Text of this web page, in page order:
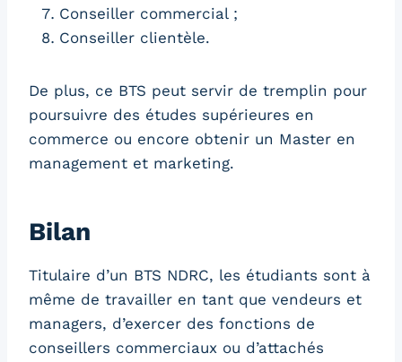
Conseiller commercial ;
Conseiller clientèle.
De plus, ce BTS peut servir de tremplin pour
poursuivre des études supérieures en
commerce ou encore obtenir un Master en
management et marketing.
Bilan
Titulaire d’un BTS NDRC, les étudiants sont à
même de travailler en tant que vendeurs et
managers, d’exercer des fonctions de
conseillers commerciaux ou d’attachés